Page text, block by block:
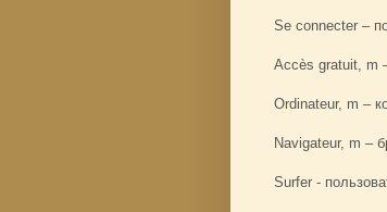
Se connecter –
Accès gratuit, m
Ordinateur, m –
Navigateur, m –
Surfer -